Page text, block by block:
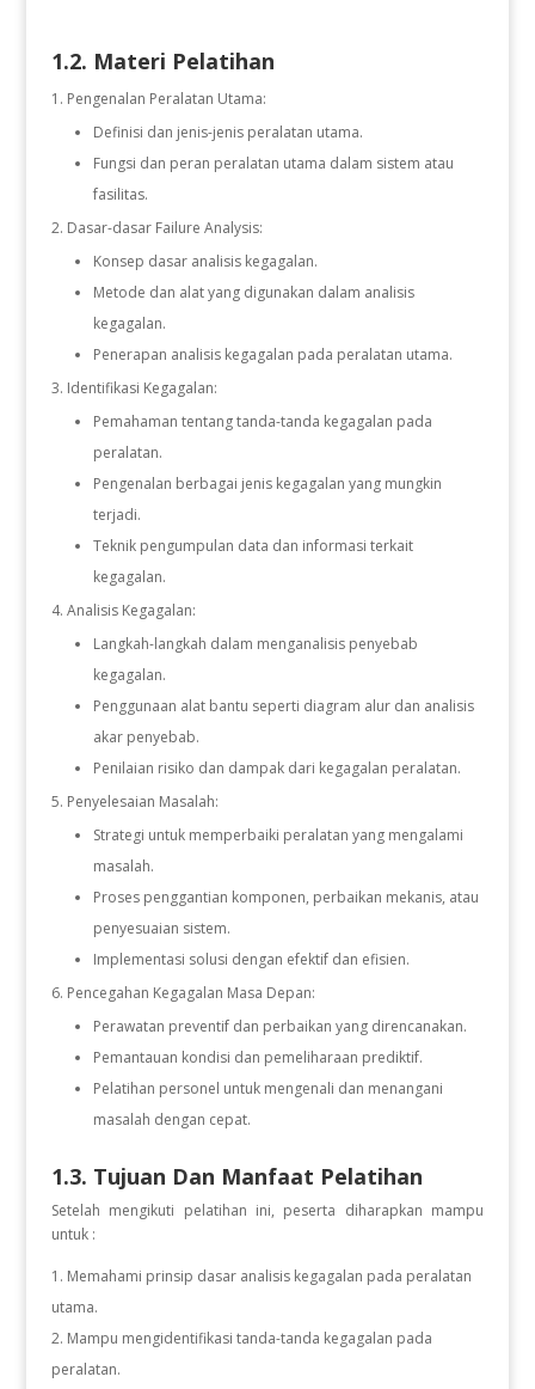
1.2. Materi Pelatihan
Pengenalan Peralatan Utama:
Definisi dan jenis-jenis peralatan utama.
Fungsi dan peran peralatan utama dalam sistem atau
fasilitas.
Dasar-dasar Failure Analysis:
Konsep dasar analisis kegagalan.
Metode dan alat yang digunakan dalam analisis
kegagalan.
Penerapan analisis kegagalan pada peralatan utama.
Identifikasi Kegagalan:
Pemahaman tentang tanda-tanda kegagalan pada
peralatan.
Pengenalan berbagai jenis kegagalan yang mungkin
terjadi.
Teknik pengumpulan data dan informasi terkait
kegagalan.
Analisis Kegagalan:
Langkah-langkah dalam menganalisis penyebab
kegagalan.
Penggunaan alat bantu seperti diagram alur dan analisis
akar penyebab.
Penilaian risiko dan dampak dari kegagalan peralatan.
Penyelesaian Masalah:
Strategi untuk memperbaiki peralatan yang mengalami
masalah.
Proses penggantian komponen, perbaikan mekanis, atau
penyesuaian sistem.
Implementasi solusi dengan efektif dan efisien.
Pencegahan Kegagalan Masa Depan:
Perawatan preventif dan perbaikan yang direncanakan.
Pemantauan kondisi dan pemeliharaan prediktif.
Pelatihan personel untuk mengenali dan menangani
masalah dengan cepat.
1.3. Tujuan Dan Manfaat Pelatihan
Setelah mengikuti pelatihan ini, peserta diharapkan mampu
untuk :
Memahami prinsip dasar analisis kegagalan pada peralatan
utama.
Mampu mengidentifikasi tanda-tanda kegagalan pada
peralatan.